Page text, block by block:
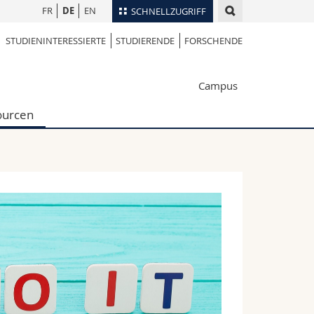
SCHNELLZUGRIFF
Personenverzeichnis
Vorlesungsverzeichnis
FR DE EN
STUDIENINTERESSIERTE STUDIERENDE FORSCHENDE
Campus